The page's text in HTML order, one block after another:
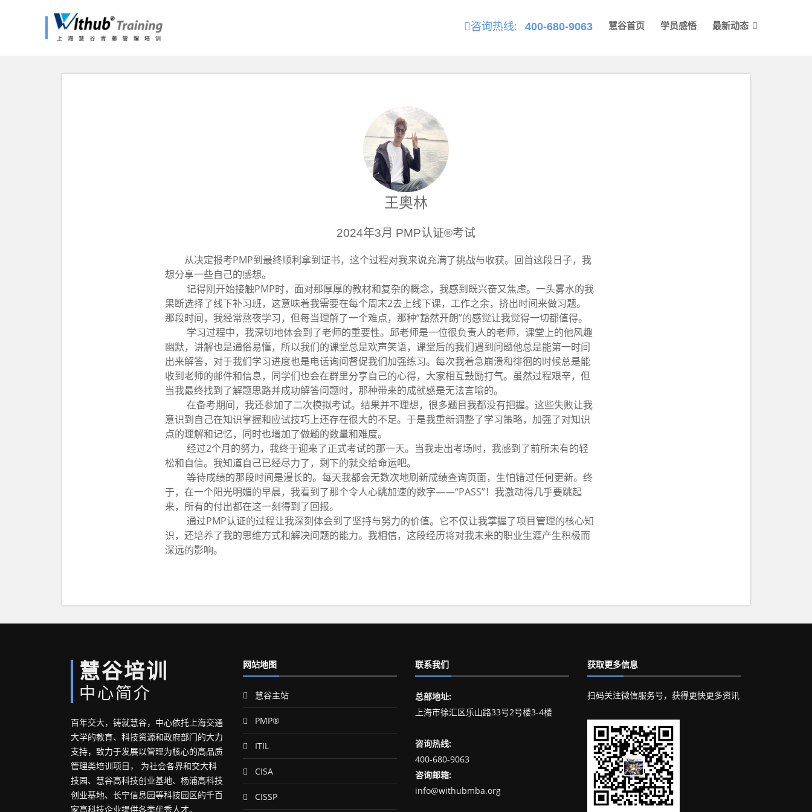
咨询热线: 400-680-9063 慧谷首页 学员感悟 最新动态
王奥林
2024年3月 PMP认证®考试
从决定报考PMP到最终顺利拿到证书，这个过程对我来说充满了挑战与收获。回首这段日子，我
想分享一些自己的感想。
记得刚开始接触PMP时，面对那厚厚的教材和复杂的概念，我感到既兴奋又焦虑。一头雾水的我
果断选择了线下补习班，这意味着我需要在每个周末2去上线下课，工作之余，挤出时间来做习题。
那段时间，我经常熬夜学习，但每当理解了一个难点，那种“豁然开朗”的感觉让我觉得一切都值得。
学习过程中，我深切地体会到了老师的重要性。邱老师是一位很负责人的老师，课堂上的他风趣
幽默，讲解也是通俗易懂，所以我们的课堂总是欢声笑语，课堂后的我们遇到问题他总是能第一时间
出来解答，对于我们学习进度也是电话询问督促我们加强练习。每次我着急崩溃和徘徊的时候总是能
收到老师的邮件和信息，同学们也会在群里分享自己的心得，大家相互鼓励打气。虽然过程艰辛，但
当我最终找到了解题思路并成功解答问题时，那种带来的成就感是无法言喻的。
在备考期间，我还参加了二次模拟考试。结果并不理想，很多题目我都没有把握。这些失败让我
意识到自己在知识掌握和应试技巧上还存在很大的不足。于是我重新调整了学习策略，加强了对知识
点的理解和记忆，同时也增加了做题的数量和难度。
经过2个月的努力，我终于迎来了正式考试的那一天。当我走出考场时，我感到了前所未有的轻
松和自信。我知道自己已经尽力了，剩下的就交给命运吧。
等待成绩的那段时间是漫长的。每天我都会无数次地刷新成绩查询页面，生怕错过任何更新。终
于，在一个阳光明媚的早晨，我看到了那个令人心跳加速的数字——“PASS”！我激动得几乎要跳起
来，所有的付出都在这一刻得到了回报。
通过PMP认证的过程让我深刻体会到了坚持与努力的价值。它不仅让我掌握了项目管理的核心知
识，还培养了我的思维方式和解决问题的能力。我相信，这段经历将对我未来的职业生涯产生积极而
深远的影响。
慧谷培训
中心简介
百年交大，铸就慧谷，中心依托上海交通
大学的教育、科技资源和政府部门的大力
支持，致力于发展以管理为核心的高品质
管理类培训项目， 为社会各界和交大科
技园、慧谷高科技创业基地、杨浦高科技
创业基地、长宁信息园等科技园区的千百
家高科技企业提供各类优秀人才。
网站地图
慧谷主站
PMP®
ITIL
CISA
CISSP
联系我们
总部地址:
上海市徐汇区乐山路33号2号楼3-4楼
咨询热线:
400-680-9063
咨询邮箱:
info@withubmba.org
获取更多信息
扫码关注微信服务号，获得更快更多资讯